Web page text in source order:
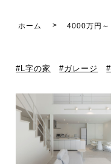
ホーム 4000万円～
L字の家 ガレージ